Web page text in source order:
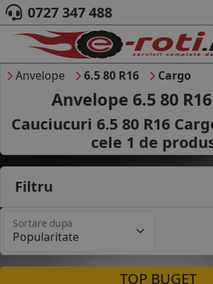
ACASA
DESPRE NOI
ANVELOPE
AUTO
CAMION
MOTO
MARCA AUTO
B2B - COLABORARE
0727 347 488
Anvelope 6.5 80 R16 Cargo
Anvelope 6.5 80
Cauciucuri 6.5 80 R16
cele 1 de
Filtru
Sortare dupa
TOP BUGET